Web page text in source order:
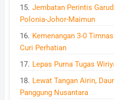
Jembatan Perintis
Polonia-Johor-Maimun
Kemenangan 3-0
Curi Perhatian
Lepas Purna Tugas
Lewat Tangan Airin,
Panggung Nusantara